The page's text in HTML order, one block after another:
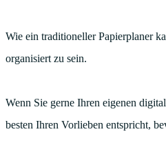
Wie ein traditioneller Papierplaner
organisiert zu sein.
Wenn Sie gerne Ihren eigenen
besten Ihren Vorlieben entspricht,